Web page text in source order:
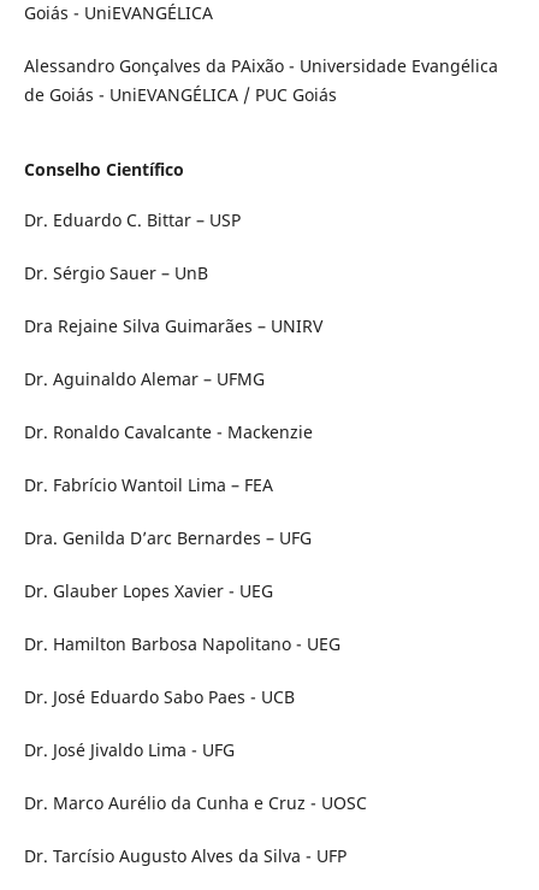
Goiás - UniEVANGÉLICA
Alessandro Gonçalves da PAixão - Universidade Evangélica
de Goiás - UniEVANGÉLICA / PUC Goiás
Conselho Científico
Dr. Eduardo C. Bittar – USP
Dr. Sérgio Sauer – UnB
Dra Rejaine Silva Guimarães – UNIRV
Dr. Aguinaldo Alemar – UFMG
Dr. Ronaldo Cavalcante - Mackenzie
Dr. Fabrício Wantoil Lima – FEA
Dra. Genilda D’arc Bernardes – UFG
Dr. Glauber Lopes Xavier - UEG
Dr. Hamilton Barbosa Napolitano - UEG
Dr. José Eduardo Sabo Paes - UCB
Dr. José Jivaldo Lima - UFG
Dr. Marco Aurélio da Cunha e Cruz - UOSC
Dr. Tarcísio Augusto Alves da Silva - UFP